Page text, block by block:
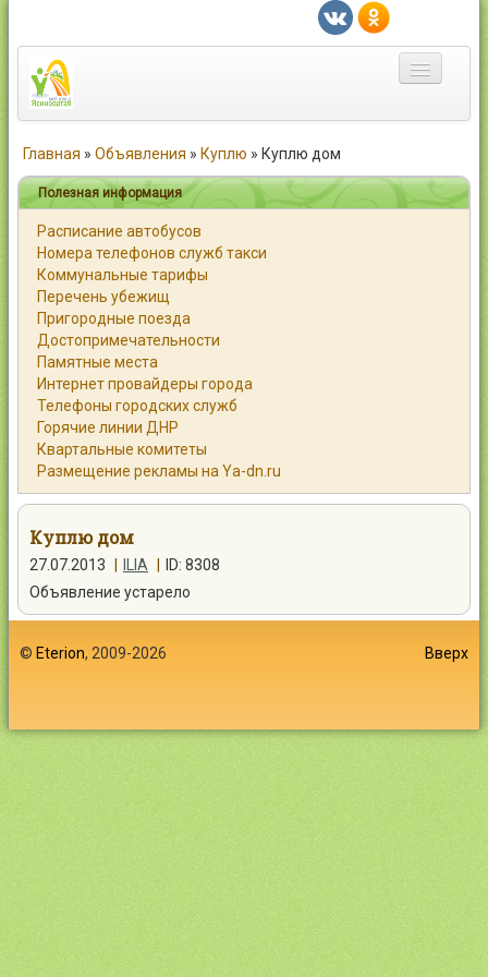
Город
Статьи
Каталог
Справочник
Работа
Объявления
Помощь
Контакты
Главная » Объявления » Куплю » Куплю дом
Полезная информация
Расписание автобусов
Номера телефонов служб такси
Коммунальные тарифы
Перечень убежищ
Пригородные поезда
Достопримечательности
Памятные места
Интернет провайдеры города
Телефоны городских служб
Горячие линии ДНР
Квартальные комитеты
Размещение рекламы на Ya-dn.ru
Куплю дом
27.07.2013 ILIA
ID: 8308
Объявление устарело
© Eterion, 2009-2026 Вверх